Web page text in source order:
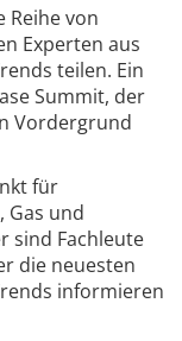
Reihe von
Experten aus
teilen. Ein
Summit, der
Vordergrund
für
Gas und
sind Fachleute
die neuesten
informieren